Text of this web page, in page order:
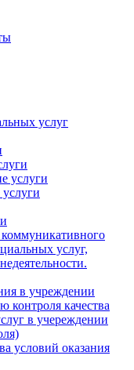
услуг
услуги
услуг,
в учреждении
контроля качества
в учереждении
условий оказания